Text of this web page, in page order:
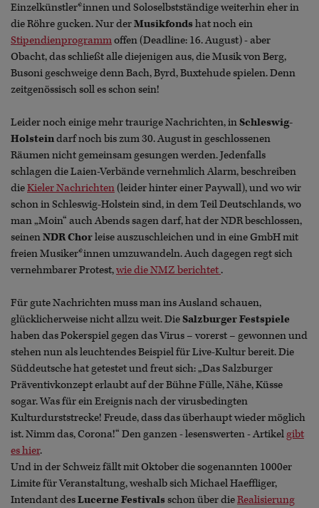
Einzelkünstler*innen und Soloselbstständige weiterhin eher in
die Röhre gucken. Nur derMusikfondshat noch ein
Stipendienprogrammoffen (Deadline: 16. August) - aber
Obacht, das schließt alle diejenigen aus, die Musik von Berg,
Busoni geschweige denn Bach, Byrd, Buxtehude spielen. Denn
zeitgenössisch soll es schon sein!
Leider noch einige mehr traurige Nachrichten, inSchleswig-
Holsteindarf noch bis zum 30. August in geschlossenen
Räumen nicht gemeinsam gesungen werden. Jedenfalls
schlagen die Laien-Verbände vernehmlich Alarm, beschreiben
dieKieler Nachrichten(leider hinter einer Paywall), und wo wir
schon in Schleswig-Holstein sind, in dem Teil Deutschlands, wo
man „Moin“ auch Abends sagen darf, hat der NDR beschlossen,
seinenNDR Chorleise auszuschleichen und in eine GmbH mit
freien Musiker*innen umzuwandeln. Auch dagegen regt sich
vernehmbarer Protest,wie die NMZ berichtet .
Für gute Nachrichten muss man ins Ausland schauen,
glücklicherweise nicht allzu weit. DieSalzburger Festspiele
haben das Pokerspiel gegen das Virus – vorerst – gewonnen und
stehen nun als leuchtendes Beispiel für Live-Kultur bereit. Die
Süddeutsche hat getestet und freut sich: „Das Salzburger
Präventivkonzept erlaubt auf der Bühne Fülle, Nähe, Küsse
sogar. Was für ein Ereignis nach der virusbedingten
Kulturdurststrecke! Freude, dass das überhaupt wieder möglich
ist. Nimm das, Corona!“ Den ganzen - lesenswerten - Artikelgibt
es hier.
Und in der Schweiz fällt mit Oktober die sogenannten 1000er
Limite für Veranstaltung, weshalb sich Michael Haeffliger,
Intendant desLucerne Festivalsschon über dieRealisierung